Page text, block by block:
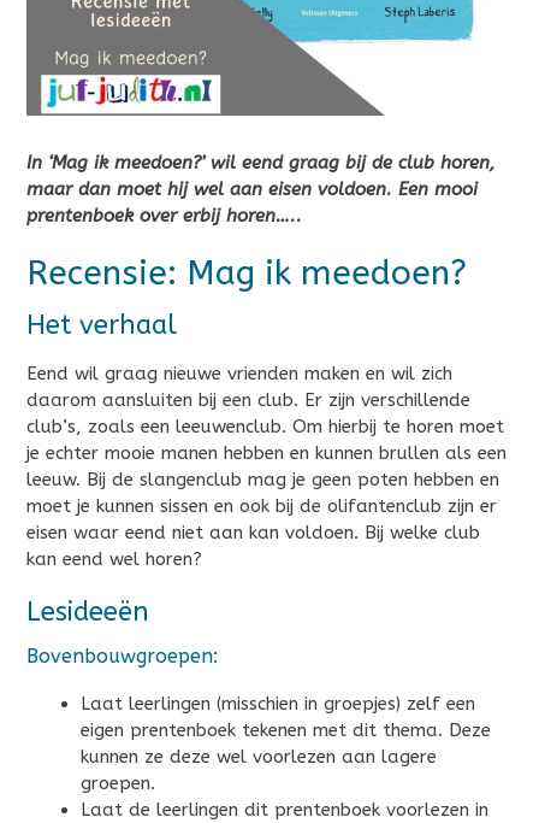
In ‘Mag ik meedoen?’ wil eend graag bij de club horen,
maar dan moet hij wel aan eisen voldoen. Een mooi
prentenboek over erbij horen…..
Recensie: Mag ik meedoen?
Het verhaal
Eend wil graag nieuwe vrienden maken en wil zich
daarom aansluiten bij een club. Er zijn verschillende
club’s, zoals een leeuwenclub. Om hierbij te horen moet
je echter mooie manen hebben en kunnen brullen als een
leeuw. Bij de slangenclub mag je geen poten hebben en
moet je kunnen sissen en ook bij de olifantenclub zijn er
eisen waar eend niet aan kan voldoen. Bij welke club
kan eend wel horen?
Lesideeën
Bovenbouwgroepen:
Laat leerlingen (misschien in groepjes) zelf een
eigen prentenboek tekenen met dit thema. Deze
kunnen ze deze wel voorlezen aan lagere
groepen.
Laat de leerlingen dit prentenboek voorlezen in